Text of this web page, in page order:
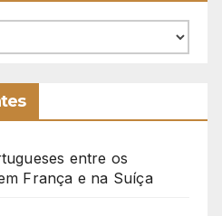
entre os
França e na Suíça